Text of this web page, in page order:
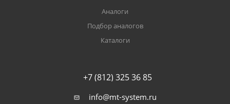
Аналоги
Подбор аналогов
Каталоги
+7 (812) 325 36 85
info@mt-system.ru